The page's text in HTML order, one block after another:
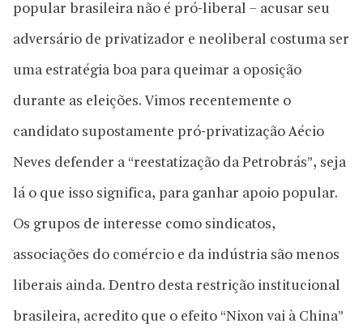
popular brasileira não é pró-liberal – acusar seu
adversário de privatizador e neoliberal costuma ser
uma estratégia boa para queimar a oposição
durante as eleições. Vimos recentemente o
candidato supostamente pró-privatização Aécio
Neves defender a “reestatização da Petrobrás”, seja
lá o que isso significa, para ganhar apoio popular.
Os grupos de interesse como sindicatos,
associações do comércio e da indústria são menos
liberais ainda. Dentro desta restrição institucional
brasileira, acredito que o efeito “Nixon vai à China”